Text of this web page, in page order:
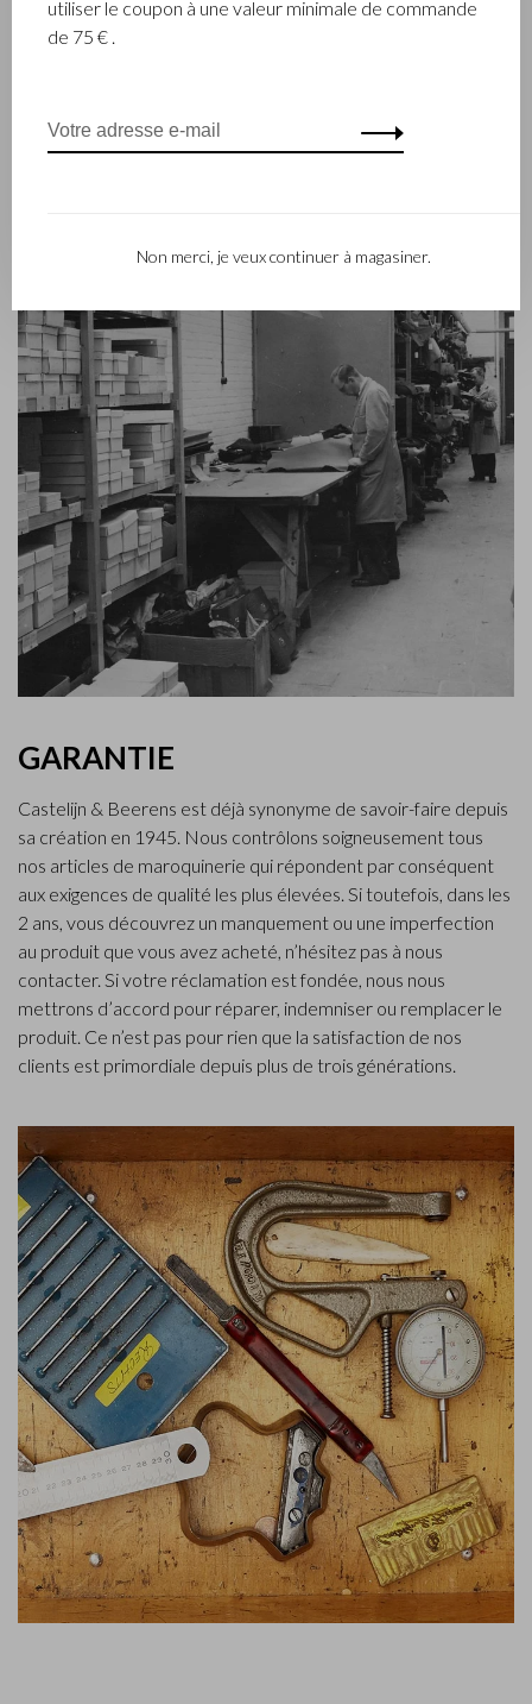
reines et Castelijn & Beerens jouit d’une réputation
a été lancé en 2012.
GARANTIE
Castelijn & Beerens est déjà synonyme de savoir-faire depuis
sa création en 1945. Nous contrôlons soigneusement tous
nos articles de maroquinerie qui répondent par conséquent
aux exigences de qualité les plus élevées. Si toutefois, dans les
2 ans, vous découvrez un manquement ou une imperfection
au produit que vous avez acheté, n’hésitez pas à nous
contacter. Si votre réclamation est fondée, nous nous
mettrons d’accord pour réparer, indemniser ou remplacer le
produit. Ce n’est pas pour rien que la satisfaction de nos
clients est primordiale depuis plus de trois générations.
utiliser le coupon à une valeur minimale de commande
de 75 € .
Non merci, je veux continuer à magasiner.